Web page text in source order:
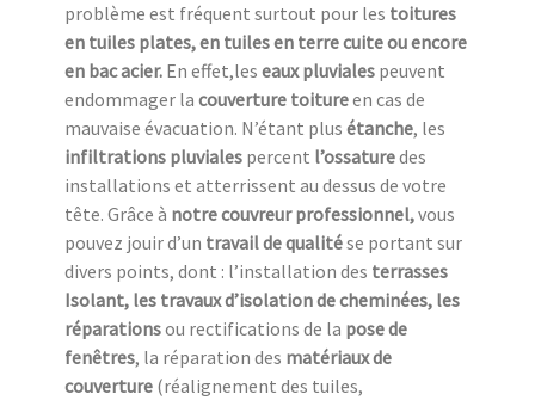
problème est fréquent surtout pour les toitures
en tuiles plates, en tuiles en terre cuite ou encore
en bac acier. En effet,les eaux pluviales peuvent
endommager la couverture toitureen cas de
mauvaise évacuation. N’étant plus étanche, les
infiltrations pluviales percent l’ossaturedes
installations et atterrissent au dessus de votre
tête. Grâce à notre couvreur professionnel,vous
pouvez jouir d’un travail de qualitése portant sur
divers points, dont : l’installation des terrasses
Isolant, les travaux d’isolation de cheminées, les
réparationsou rectifications de la pose de
fenêtres, la réparation des matériaux de
couverture (réalignement des tuiles,